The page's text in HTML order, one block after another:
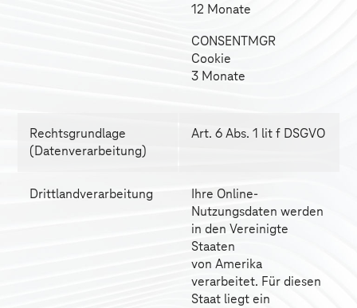
12 Monate
CONSENTMGR
Cookie
3 Monate
Rechtsgrundlage
(Datenverarbeitung)
Art. 6 Abs. 1 lit f DSGVO
Drittlandverarbeitung
Ihre Online-
Nutzungsdaten werden
in den Vereinigte
Staaten
von Amerika
verarbeitet. Für diesen
Staat liegt ein